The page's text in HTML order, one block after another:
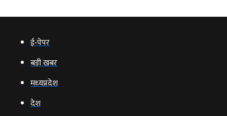
ई‑पेपर
बड़ी खबर
मध्‍यप्रदेश
देश